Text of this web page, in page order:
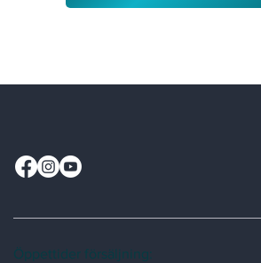
Öppettider försäljning: